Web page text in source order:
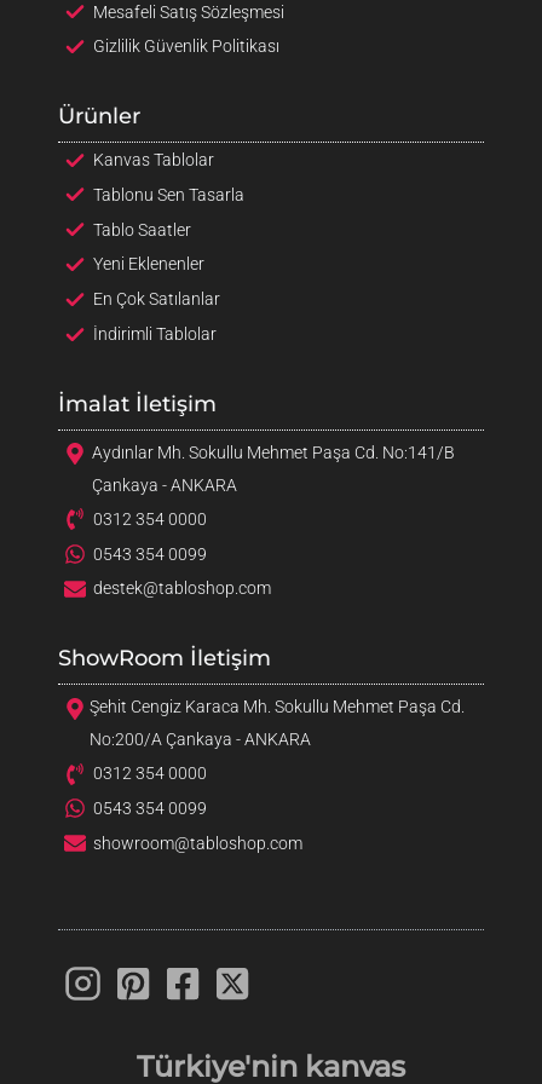
Mesafeli Satış Sözleşmesi
Gizlilik Güvenlik Politikası
Ürünler
Kanvas Tablolar
Tablonu Sen Tasarla
Tablo Saatler
Yeni Eklenenler
En Çok Satılanlar
İndirimli Tablolar
İmalat İletişim
Aydınlar Mh. Sokullu Mehmet Paşa Cd. No:141/B
Çankaya - ANKARA
0312 354 0000
0543 354 0099
destek@tabloshop.com
ShowRoom İletişim
Şehit Cengiz Karaca Mh. Sokullu Mehmet Paşa Cd.
No:200/A Çankaya - ANKARA
0312 354 0000
0543 354 0099
showroom@tabloshop.com
Türkiye'nin kanvas